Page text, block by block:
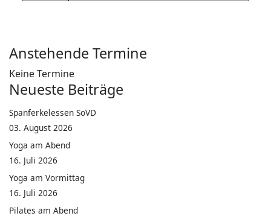
Anstehende Termine
Keine Termine
Neueste Beiträge
Spanferkelessen SoVD
03. August 2026
Yoga am Abend
16. Juli 2026
Yoga am Vormittag
16. Juli 2026
Pilates am Abend